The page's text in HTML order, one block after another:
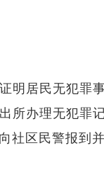
明居民无犯罪
所办理无犯罪
社区民警报到并